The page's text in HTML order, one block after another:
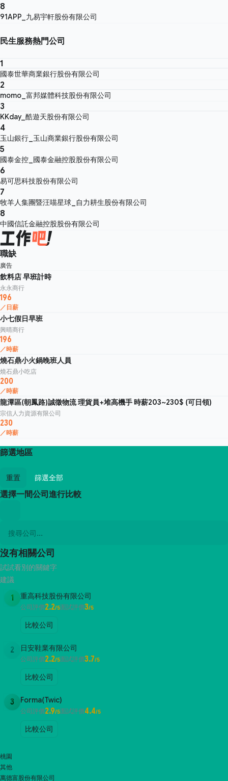
8
91APP_九易宇軒股份有限公司
民生服務熱門公司
1
國泰世華商業銀行股份有限公司
2
momo_富邦媒體科技股份有限公司
3
KKday_酷遊天股份有限公司
4
玉山銀行_玉山商業銀行股份有限公司
5
國泰金控_國泰金融控股股份有限公司
6
易可思科技股份有限公司
7
牧羊人集團暨汪喵星球_自力耕生股份有限公司
8
中國信託金融控股股份有限公司
職缺
廣告
飲料店 早班計時
永永商行
196
／日薪
小七假日早班
興晴商行
196
／時薪
燒石鼎小火鍋晚班人員
燒石鼎小吃店
200
／時薪
龍潭區(朝鳳路)誠徵物流 理貨員+堆高機手 時薪203~230$ (可日領)
宗信人力資源有限公司
230
／時薪
篩選地區
重置 篩選全部
選擇一間公司進行比較
沒有相關公司
試試看別的關鍵字
建議
1 重高科技股份有限公司
公司評價2.2/5面試評價3/5
比較公司
2 日安鞋業有限公司
公司評價2.2/5面試評價3.7/5
比較公司
3 Forma(Twic)
公司評價2.9/5面試評價4.4/5
比較公司
桃園
其他
萬德富股份有限公司